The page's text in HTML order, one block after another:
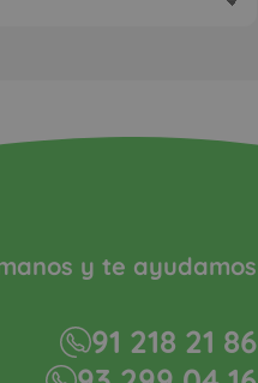
y te ayudamos
91 218 21 86